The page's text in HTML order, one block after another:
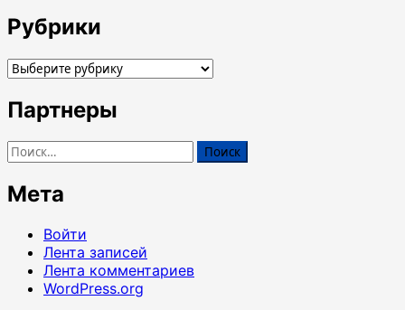
Рубрики
Рубрики
Партнеры
Найти:
Мета
Войти
Лента записей
Лента комментариев
WordPress.org